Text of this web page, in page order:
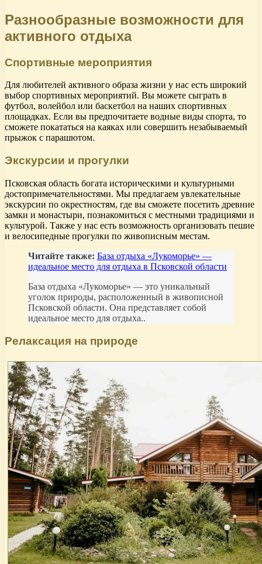
Разнообразные возможности для
активного отдыха
Спортивные мероприятия
Для любителей активного образа жизни у нас есть широкий
выбор спортивных мероприятий. Вы можете сыграть в
футбол, волейбол или баскетбол на наших спортивных
площадках. Если вы предпочитаете водные виды спорта, то
сможете покататься на каяках или совершить незабываемый
прыжок с парашютом.
Экскурсии и прогулки
Псковская область богата историческими и культурными
достопримечательностями. Мы предлагаем увлекательные
экскурсии по окрестностям, где вы сможете посетить древние
замки и монастыри, познакомиться с местными традициями и
культурой. Также у нас есть возможность организовать пешие
и велосипедные прогулки по живописным местам.
Читайте также: База отдыха «Лукоморье» —
идеальное место для отдыха в Псковской области
База отдыха «Лукоморье» — это уникальный
уголок природы, расположенный в живописной
Псковской области. Она представляет собой
идеальное место для отдыха..
Релаксация на природе